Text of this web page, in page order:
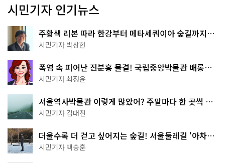
시민기자 인기뉴스
주황색 리본 따라 한강부터 메타세쿼이아 숲길까지…
서울둘레길 15코스
시민기자 박상현
폭염 속 피어난 진분홍 물결! 국립중앙박물관 배롱나
무 명소
시민기자 최정윤
서울역사박물관 이렇게 많았어? 주말마다 한 곳씩 떠
나는 역사 산책
시민기자 김대진
더울수록 더 걷고 싶어지는 숲길! 서울둘레길 '아차산
코스'
시민기자 백승훈